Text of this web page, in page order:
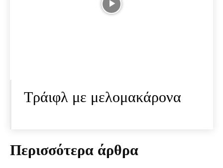
Τράιφλ με μελομακάρονα
Περισσότερα άρθρα